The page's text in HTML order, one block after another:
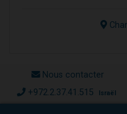
Nous contacter
+972.2.37.41.515 Israël